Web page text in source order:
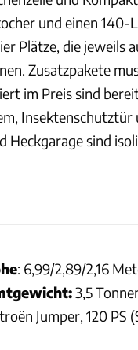
und einen
Plätze, die jeweils
Zusatzpakete
im Preis sind
Insektenschutztür
Heckgarage sind
: 6,99/2,89/2,16
3,5
Jumper, 120 PS